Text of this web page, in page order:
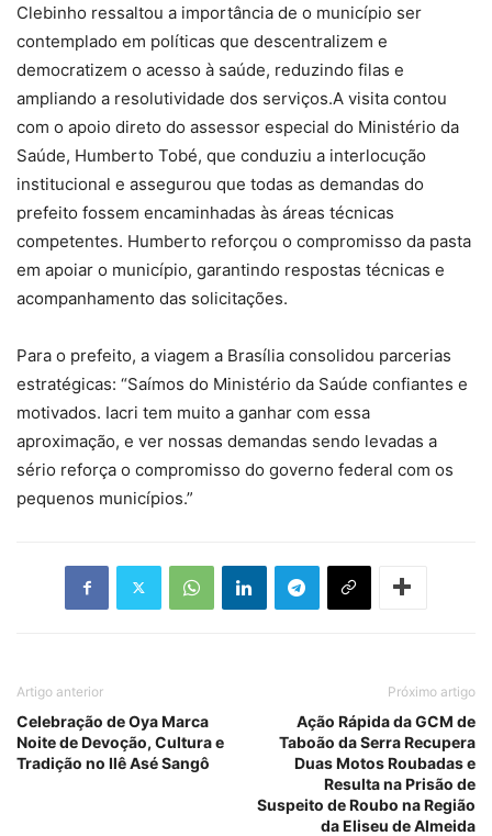
Clebinho ressaltou a importância de o município ser
contemplado em políticas que descentralizem e
democratizem o acesso à saúde, reduzindo filas e
ampliando a resolutividade dos serviços.A visita contou
com o apoio direto do assessor especial do Ministério da
Saúde, Humberto Tobé, que conduziu a interlocução
institucional e assegurou que todas as demandas do
prefeito fossem encaminhadas às áreas técnicas
competentes. Humberto reforçou o compromisso da pasta
em apoiar o município, garantindo respostas técnicas e
acompanhamento das solicitações.
Para o prefeito, a viagem a Brasília consolidou parcerias
estratégicas: “Saímos do Ministério da Saúde confiantes e
motivados. Iacri tem muito a ganhar com essa
aproximação, e ver nossas demandas sendo levadas a
sério reforça o compromisso do governo federal com os
pequenos municípios.”
Artigo anterior
Celebração de Oya Marca
Noite de Devoção, Cultura e
Tradição no Ilê Asé Sangô
Próximo artigo
Ação Rápida da GCM de
Taboão da Serra Recupera
Duas Motos Roubadas e
Resulta na Prisão de
Suspeito de Roubo na Região
da Eliseu de Almeida